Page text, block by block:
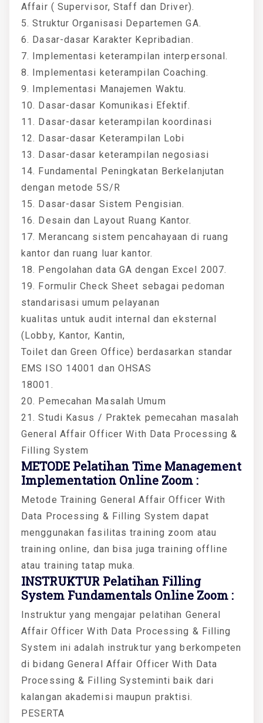
Affair ( Supervisor, Staff dan Driver).
5. Struktur Organisasi Departemen GA.
6. Dasar-dasar Karakter Kepribadian.
7. Implementasi keterampilan interpersonal.
8. Implementasi keterampilan Coaching.
9. Implementasi Manajemen Waktu.
10. Dasar-dasar Komunikasi Efektif.
11. Dasar-dasar keterampilan koordinasi
12. Dasar-dasar Keterampilan Lobi
13. Dasar-dasar keterampilan negosiasi
14. Fundamental Peningkatan Berkelanjutan
dengan metode 5S/R
15. Dasar-dasar Sistem Pengisian.
16. Desain dan Layout Ruang Kantor.
17. Merancang sistem pencahayaan di ruang
kantor dan ruang luar kantor.
18. Pengolahan data GA dengan Excel 2007.
19. Formulir Check Sheet sebagai pedoman
standarisasi umum pelayanan
kualitas untuk audit internal dan eksternal
(Lobby, Kantor, Kantin,
Toilet dan Green Office) berdasarkan standar
EMS ISO 14001 dan OHSAS
18001.
20. Pemecahan Masalah Umum
21. Studi Kasus / Praktek pemecahan masalah
General Affair Officer With Data Processing &
Filling System
METODE Pelatihan Time Management
Implementation Online Zoom :
Metode Training General Affair Officer With
Data Processing & Filling System dapat
menggunakan fasilitas training zoom atau
training online, dan bisa juga training offline
atau training tatap muka.
INSTRUKTUR Pelatihan Filling
System Fundamentals Online Zoom :
Instruktur yang mengajar pelatihan General
Affair Officer With Data Processing & Filling
System ini adalah instruktur yang berkompeten
di bidang General Affair Officer With Data
Processing & Filling Systeminti baik dari
kalangan akademisi maupun praktisi.
PESERTA